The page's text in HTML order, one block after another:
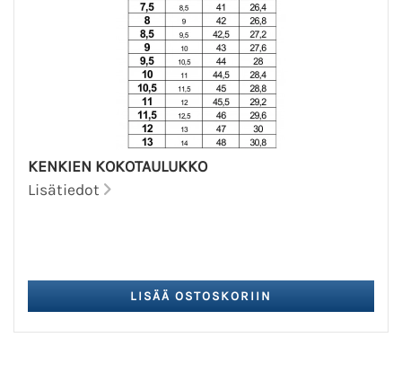
KENKIEN KOKOTAULUKKO
Lisätiedot